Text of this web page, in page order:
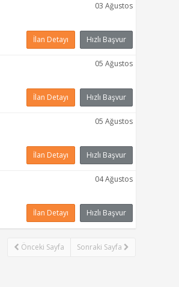
İlan Detayı Hızlı Başvur
03 Ağustos
İlan Detayı Hızlı Başvur
05 Ağustos
İlan Detayı Hızlı Başvur
05 Ağustos
İlan Detayı Hızlı Başvur
04 Ağustos
Önceki Sayfa Sonraki Sayfa